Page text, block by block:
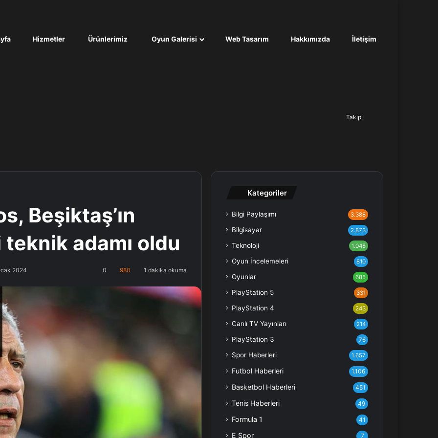
Hizmetler Ürünlerimiz Oyun Galerisi Web Tasarım Hakkımızda İletişim
Takip
Beşiktaş’ın
adamı oldu
2024 0 980 1 dakika okuma
Kategoriler
Bilgi Paylaşımı 3.388
Bilgisayar 2.873
Teknoloji 1.048
Oyun İncelemeleri 810
Oyunlar 685
PlayStation 5 331
PlayStation 4 243
Canlı TV Yayınları 214
PlayStation 3 76
Spor Haberleri 1.657
Futbol Haberleri 1.106
Basketbol Haberleri 451
Tenis Haberleri 49
Formula 1 41
E Spor 7